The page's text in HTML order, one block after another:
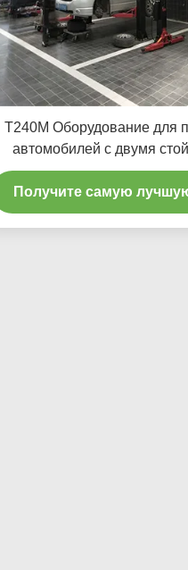
T240M Оборудование для
автомобилей с двумя
передовыми технологиями
Получите самую